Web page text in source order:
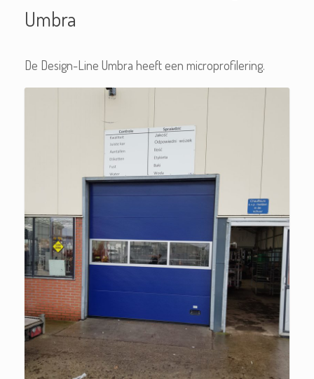
Umbra
De Design-Line Umbra heeft een microprofilering.